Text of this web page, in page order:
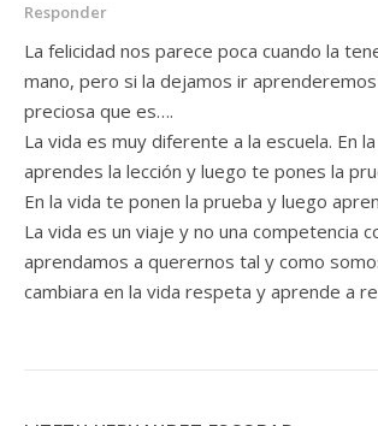
Responder
La felicidad nos parece poca cuando la
mano, pero si la dejamos ir
preciosa que es….
La vida es muy diferente a la escuela. En
aprendes la lección y luego te pones la
En la vida te ponen la prueba y luego
La vida es un viaje y no una competencia
aprendamos a querernos tal y como
cambiara en la vida respeta y aprende a